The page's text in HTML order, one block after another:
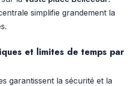
simplifie grandement la
et limites de temps par
garantissent la sécurité et la